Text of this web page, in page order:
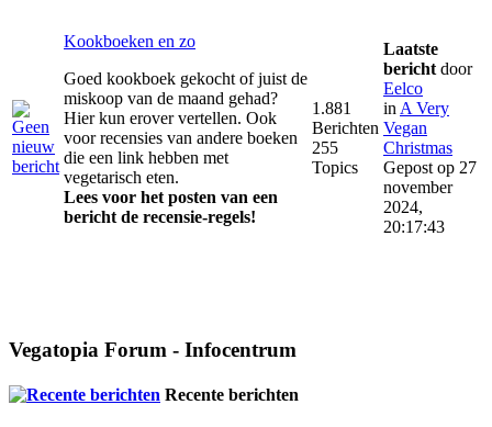
Kookboeken en zo
Goed kookboek gekocht of juist de
miskoop van de maand gehad?
Hier kun erover vertellen. Ook
voor recensies van andere boeken
die een link hebben met
vegetarisch eten.
Lees voor het posten van een
bericht de recensie-regels!
1.881
Berichten
255
Topics
Laatste
bericht door
Eelco
in A Very
Vegan
Christmas
Gepost op 27
november
2024,
20:17:43
Vegatopia Forum - Infocentrum
Recente berichten